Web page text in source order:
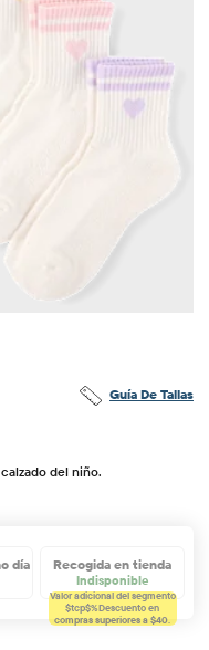
Guía De Tallas
del niño.
día Recogida en tienda
Indisponible
Valor adicional del segmento
$tcp$%Descuento en
compras superiores a $40.